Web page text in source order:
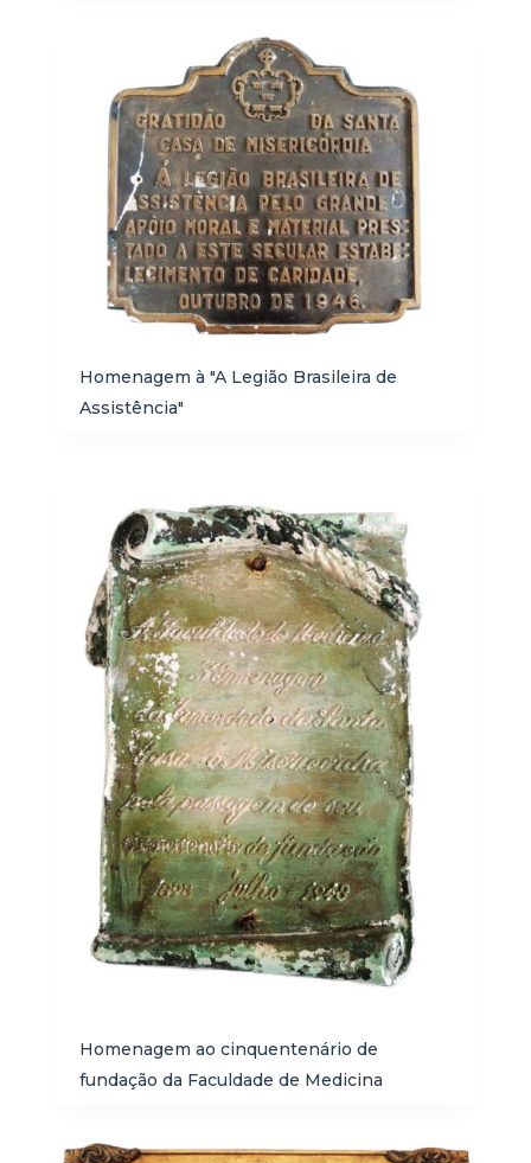
Homenagem à "A Legião Brasileira de
Assistência"
Homenagem ao cinquentenário de
fundação da Faculdade de Medicina